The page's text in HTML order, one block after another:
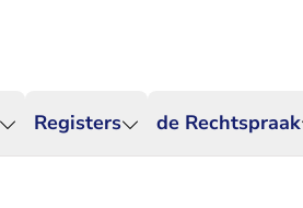
Registers de Rechtspraak